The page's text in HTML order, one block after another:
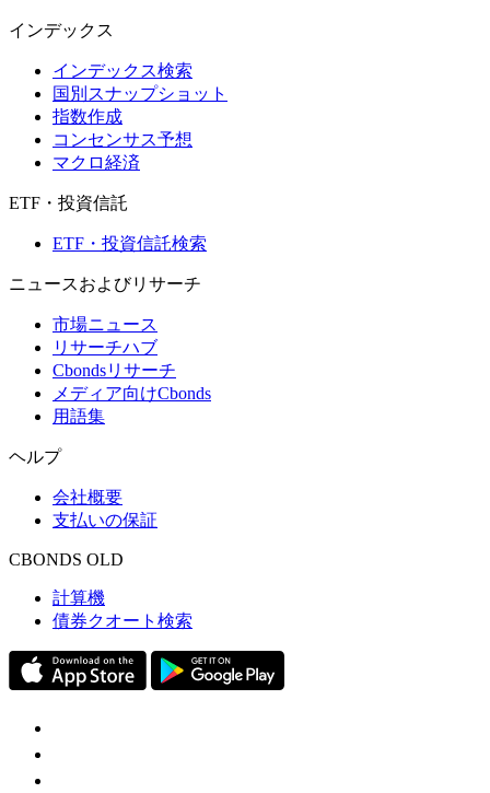
インデックス
インデックス検索
国別スナップショット
指数作成
コンセンサス予想
マクロ経済
ETF・投資信託
ETF・投資信託検索
ニュースおよびリサーチ
市場ニュース
リサーチハブ
Cbondsリサーチ
メディア向けCbonds
用語集
ヘルプ
会社概要
支払いの保証
CBONDS OLD
計算機
債券クオート検索